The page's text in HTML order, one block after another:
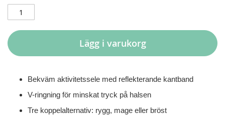
Lägg i varukorg
Bekväm aktivitetssele med reflekterande kantband
V-ringning för minskat tryck på halsen
Tre koppelalternativ: rygg, mage eller bröst